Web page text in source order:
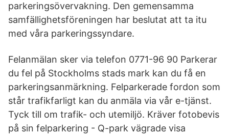
parkeringsövervakning. Den gemensamma
samfällighetsföreningen har beslutat att ta itu
med våra parkeringssyndare.
Felanmälan sker via telefon 0771-96 90 Parkerar
du fel på Stockholms stads mark kan du få en
parkeringsanmärkning. Felparkerade fordon som
står trafikfarligt kan du anmäla via vår e-tjänst.
Tyck till om trafik- och utemiljö. Kräver fotobevis
på sin felparkering - Q-park vägrade visa